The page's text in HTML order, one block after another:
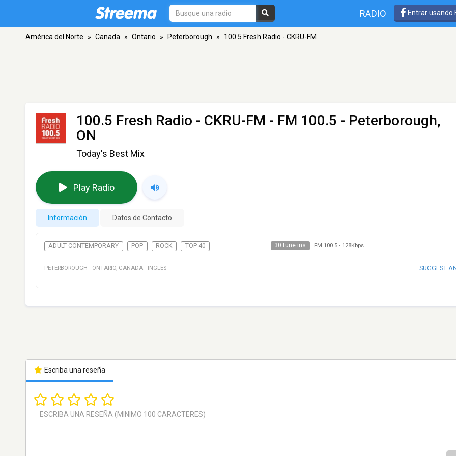
RADIO Entrar usando
América del Norte » Canada » Ontario » Peterborough » 100.5 Fresh Radio - CKRU-FM
100.5 Fresh Radio - CKRU-FM - FM 100.5 - Peterborough,
ON
Today's Best Mix
Play Radio
Información Datos de Contacto
ADULT CONTEMPORARY POP ROCK TOP 40 30 tune ins FM 100.5- 128Kbps
PETERBOROUGH · ONTARIO, CANADA · INGLÉS SUGGEST
Escriba una reseña